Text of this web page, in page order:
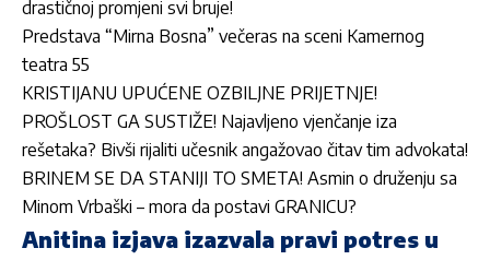
drastičnoj promjeni svi bruje!
Predstava “Mirna Bosna” večeras na sceni Kamernog
teatra 55
KRISTIJANU UPUĆENE OZBILJNE PRIJETNJE!
PROŠLOST GA SUSTIŽE! Najavljeno vjenčanje iza
rešetaka? Bivši rijaliti učesnik angažovao čitav tim advokata!
BRINEM SE DA STANIJI TO SMETA! Asmin o druženju sa
Minom Vrbaški – mora da postavi GRANICU?
Anitina izjava izazvala pravi potres u